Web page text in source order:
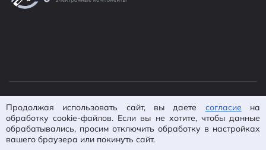
Политика конфиденциальности
Согласие на
обработку ПД
Пользовательское
соглашение
Карта сайта
Продолжая использовать сайт, вы даете согласие на
обработку cookie-файлов. Если вы не хотите, чтобы данные
обрабатывались, просим отключить обработку в настройках
вашего браузера или покинуть сайт.